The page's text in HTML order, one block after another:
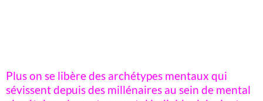
Plus on se libère des archétypes mentaux qui
sévissent depuis des millénaires au sein de mental